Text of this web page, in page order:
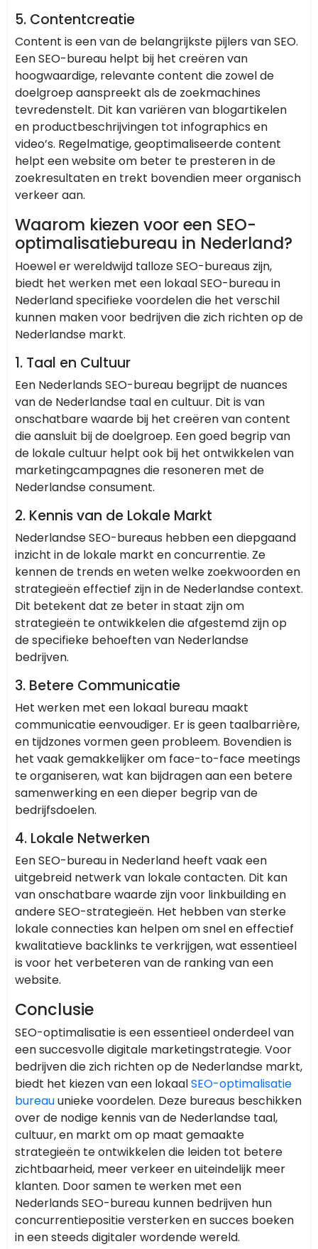
5. Contentcreatie
Content is een van de belangrijkste pijlers van SEO.
Een SEO-bureau helpt bij het creëren van
hoogwaardige, relevante content die zowel de
doelgroep aanspreekt als de zoekmachines
tevredenstelt. Dit kan variëren van blogartikelen
en productbeschrijvingen tot infographics en
video’s. Regelmatige, geoptimaliseerde content
helpt een website om beter te presteren in de
zoekresultaten en trekt bovendien meer organisch
verkeer aan.
Waarom kiezen voor een SEO-
optimalisatiebureau in Nederland?
Hoewel er wereldwijd talloze SEO-bureaus zijn,
biedt het werken met een lokaal SEO-bureau in
Nederland specifieke voordelen die het verschil
kunnen maken voor bedrijven die zich richten op de
Nederlandse markt.
1. Taal en Cultuur
Een Nederlands SEO-bureau begrijpt de nuances
van de Nederlandse taal en cultuur. Dit is van
onschatbare waarde bij het creëren van content
die aansluit bij de doelgroep. Een goed begrip van
de lokale cultuur helpt ook bij het ontwikkelen van
marketingcampagnes die resoneren met de
Nederlandse consument.
2. Kennis van de Lokale Markt
Nederlandse SEO-bureaus hebben een diepgaand
inzicht in de lokale markt en concurrentie. Ze
kennen de trends en weten welke zoekwoorden en
strategieën effectief zijn in de Nederlandse context.
Dit betekent dat ze beter in staat zijn om
strategieën te ontwikkelen die afgestemd zijn op
de specifieke behoeften van Nederlandse
bedrijven.
3. Betere Communicatie
Het werken met een lokaal bureau maakt
communicatie eenvoudiger. Er is geen taalbarrière,
en tijdzones vormen geen probleem. Bovendien is
het vaak gemakkelijker om face-to-face meetings
te organiseren, wat kan bijdragen aan een betere
samenwerking en een dieper begrip van de
bedrijfsdoelen.
4. Lokale Netwerken
Een SEO-bureau in Nederland heeft vaak een
uitgebreid netwerk van lokale contacten. Dit kan
van onschatbare waarde zijn voor linkbuilding en
andere SEO-strategieën. Het hebben van sterke
lokale connecties kan helpen om snel en effectief
kwalitatieve backlinks te verkrijgen, wat essentieel
is voor het verbeteren van de ranking van een
website.
Conclusie
SEO-optimalisatie is een essentieel onderdeel van
een succesvolle digitale marketingstrategie. Voor
bedrijven die zich richten op de Nederlandse markt,
biedt het kiezen van een lokaalSEO-optimalisatie
bureauunieke voordelen. Deze bureaus beschikken
over de nodige kennis van de Nederlandse taal,
cultuur, en markt om op maat gemaakte
strategieën te ontwikkelen die leiden tot betere
zichtbaarheid, meer verkeer en uiteindelijk meer
klanten. Door samen te werken met een
Nederlands SEO-bureau kunnen bedrijven hun
concurrentiepositie versterken en succes boeken
in een steeds digitaler wordende wereld.